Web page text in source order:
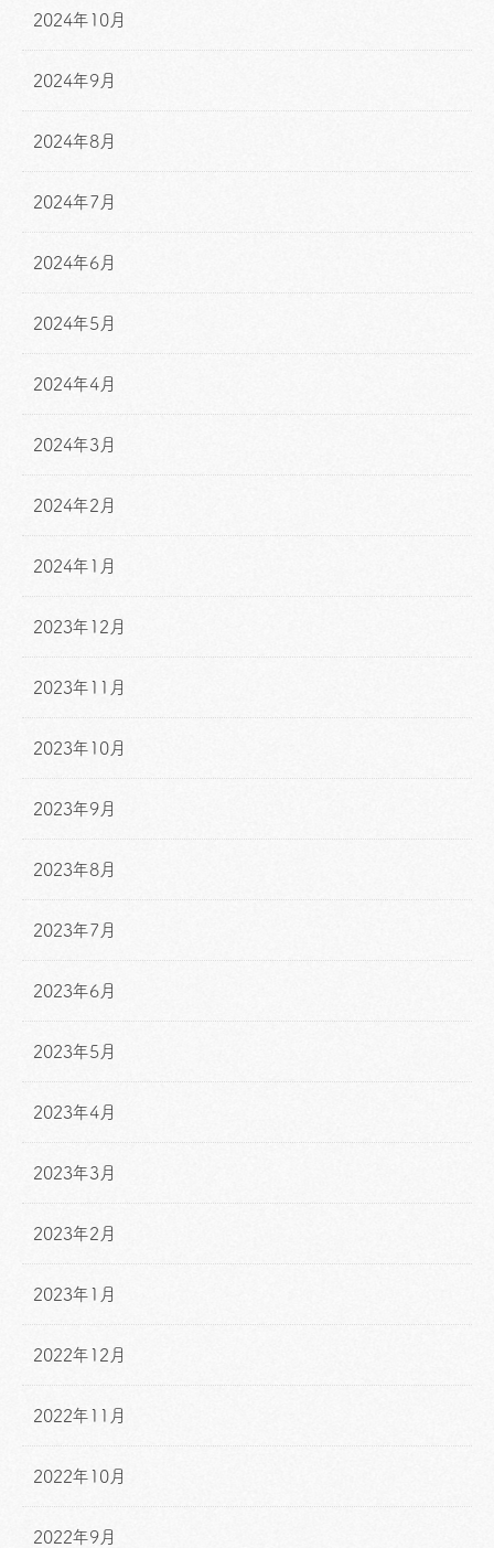
2024年10月
2024年9月
2024年8月
2024年7月
2024年6月
2024年5月
2024年4月
2024年3月
2024年2月
2024年1月
2023年12月
2023年11月
2023年10月
2023年9月
2023年8月
2023年7月
2023年6月
2023年5月
2023年4月
2023年3月
2023年2月
2023年1月
2022年12月
2022年11月
2022年10月
2022年9月